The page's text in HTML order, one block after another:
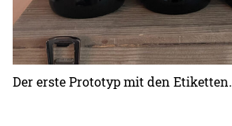
Der erste Prototyp mit den Etiketten.